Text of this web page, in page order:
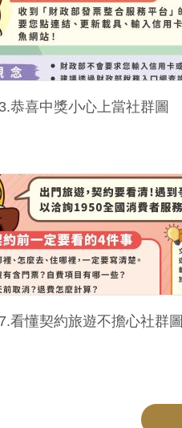
恭喜中獎小心上當社群圖
看懂契約旅遊不擔心社群圖